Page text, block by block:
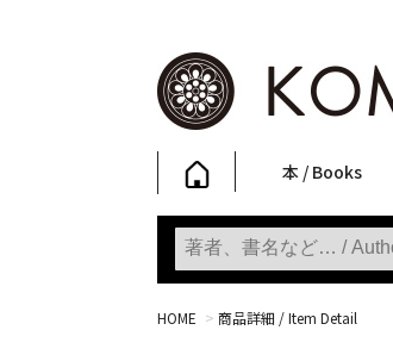
本 / Books
写真集
Photobooks
ファッション
Fashion
アート / 美術
Art
文学・人文
Literature & Humanities
日本文化
Japanese Culture
新刊
New Books
SALE
SALE
HOME > 商品詳細 / Item Detail